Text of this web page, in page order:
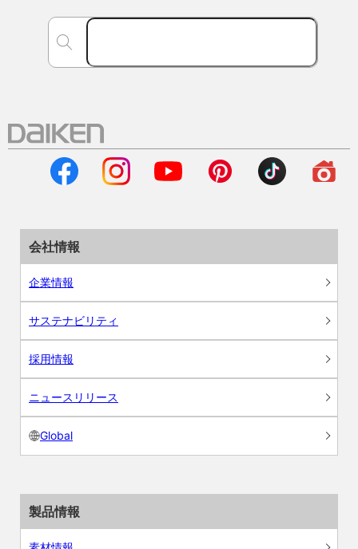
会社情報
企業情報
サステナビリティ
採用情報
ニュースリリース
Global
製品情報